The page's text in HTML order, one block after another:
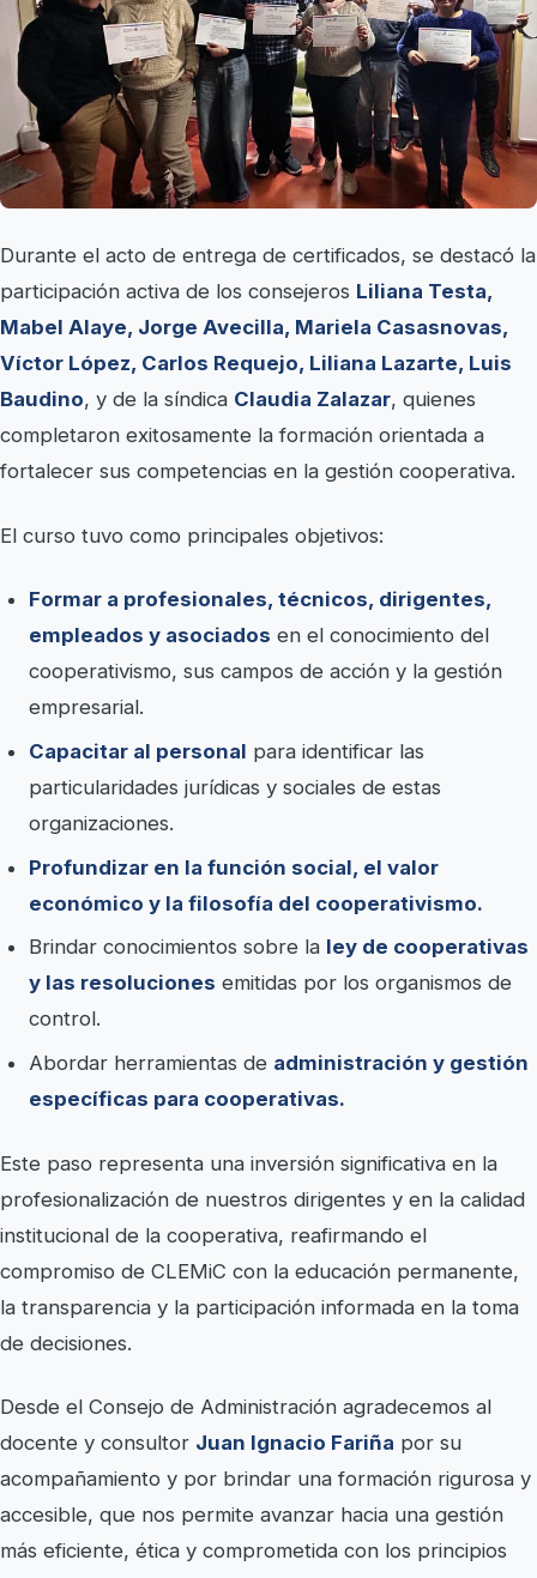
Durante el acto de entrega de certificados, se destacó la
participación activa de los consejeros Liliana Testa,
Mabel Alaye, Jorge Avecilla, Mariela Casasnovas,
Víctor López, Carlos Requejo, Liliana Lazarte, Luis
Baudino, y de la síndica Claudia Zalazar, quienes
completaron exitosamente la formación orientada a
fortalecer sus competencias en la gestión cooperativa.
El curso tuvo como principales objetivos:
Formar a profesionales, técnicos, dirigentes,
empleados y asociados en el conocimiento del
cooperativismo, sus campos de acción y la gestión
empresarial.
Capacitar al personal para identificar las
particularidades jurídicas y sociales de estas
organizaciones.
Profundizar en la función social, el valor
económico y la filosofía del cooperativismo.
Brindar conocimientos sobre la ley de cooperativas
y las resoluciones emitidas por los organismos de
control.
Abordar herramientas de administración y gestión
específicas para cooperativas.
Este paso representa una inversión significativa en la
profesionalización de nuestros dirigentes y en la calidad
institucional de la cooperativa, reafirmando el
compromiso de CLEMiC con la educación permanente,
la transparencia y la participación informada en la toma
de decisiones.
Desde el Consejo de Administración agradecemos al
docente y consultor Juan Ignacio Fariña por su
acompañamiento y por brindar una formación rigurosa y
accesible, que nos permite avanzar hacia una gestión
más eficiente, ética y comprometida con los principios